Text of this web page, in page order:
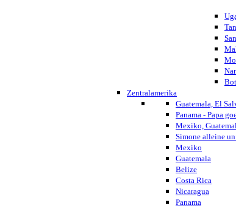
Zentralamerika
Guatemala, El
Panama - Papa
Mexiko,
Simone alleine
Mexiko
Guatemala
Belize
Costa Rica
Nicaragua
Panama